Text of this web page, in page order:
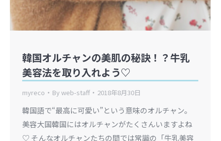
韓国オルチャンの美肌の秘訣！？牛乳
美容法を取り入れよう♡
myreco Byweb-staff 2018年8月30日
韓国語で“最高に可愛い”という意味のオルチャン。
美容大国韓国にはオルチャンがたくさんいますよね
♡ そんなオルチャンたちの間では常識の「牛乳美容